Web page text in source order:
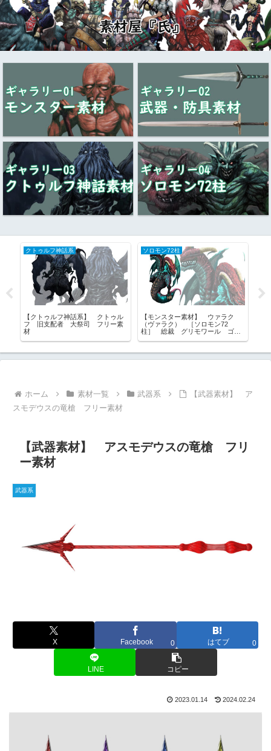
クトゥルフ神話系
【クトゥルフ神話系】 クトゥル
フ 旧支配者 大祭司 フリー素
材
ソロモン72柱
【モンスター素材】 ウァラク
（ヴァラク） ［ソロモン72
柱］ 総裁 グリモワール ゴエ
ホーム 素材一覧 武器系
【武器素材】 ア
スモデウスの竜槍 フリー素材
【武器素材】 アスモデウスの竜槍 フリ
ー素材
武器系
X Facebook 0 はてブ 0
LINE コピー
2023.01.14 2024.02.24